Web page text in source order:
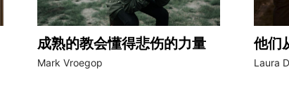
成熟的教会懂得悲伤的力量
Mark Vroegop
他们
Laura